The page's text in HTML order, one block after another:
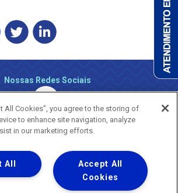
Nossas Redes Sociais
Uma empresa
Copyright ® 2026 - Todos os Direitos Reservados.
All Cookies”, you agree to the storing of
to enhance site navigation, analyze
in our marketing efforts.
Accept All
Cookies